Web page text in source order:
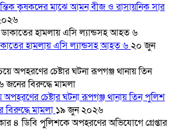
কৃষকদের মাঝে আমন বীজ ও রাসায়নিক সার
হামলায় এসি ল্যান্ডসহ আহত ৬২০ জুন
চেষ্টার ঘটনা রূপগঞ্জ থানায় তিন পুলিশ
মামলা ১৯ জুন ২০২৬